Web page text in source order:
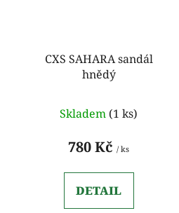
CXS SAHARA sandál
hnědý
Skladem (1 ks)
780 Kč / ks
DETAIL